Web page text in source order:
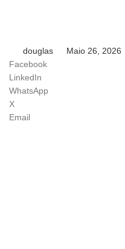
douglas Maio 26, 2026
Facebook
LinkedIn
WhatsApp
X
Email